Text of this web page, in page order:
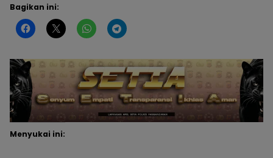
Bagikan ini:
Menyukai ini: